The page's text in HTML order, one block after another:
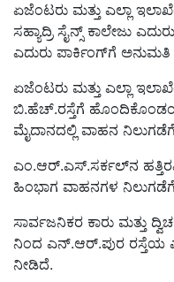
ಏಜೆಂಟರು ಮತ್ತು ಎಲ್ಲಾ
ಸಹ್ಯಾದ್ರಿ ಸೈನ್ಸ್ ಕಾಲೇಜು
ಎದುರು ಪಾರ್ಕಿಂಗ್‍ಗೆ ಅನುಮತಿ
ಏಜೆಂಟರು ಮತ್ತು ಎಲ್ಲಾ
ಬಿ.ಹೆಚ್.ರಸ್ತೆಗೆ
ಮೈದಾನದಲ್ಲಿ ವಾಹನ
ಎಂ.ಆರ್.ಎಸ್.ಸರ್ಕಲ್‍ನ
ಹಿಂಭಾಗ ವಾಹನಗಳ
ಸಾರ್ವಜನಿಕರ ಕಾರು ಮತ್ತು
ನಿಂದ ಎನ್.ಆರ್.ಪುರ ರಸ್ತೆಯ
ನೀಡಿದೆ.